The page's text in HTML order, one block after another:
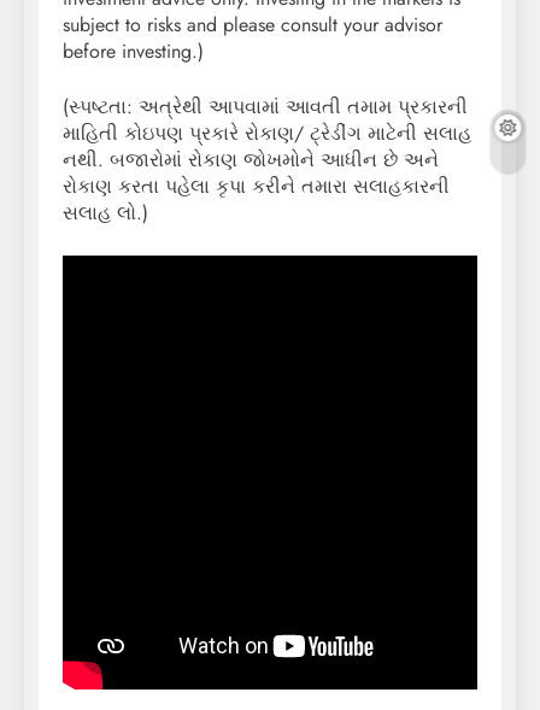
subject to risks and please consult your advisor
before investing.)
(સ્પષ્ટતા: અત્રેથી આપવામાં આવતી તમામ પ્રકારની
માહિતી કોઇપણ પ્રકારે રોકાણ/ ટ્રેડીંગ માટેની સલાહ
નથી. બજારોમાં રોકાણ જોખમોને આધીન છે અને
રોકાણ કરતા પહેલા કૃપા કરીને તમારા સલાહકારની
સલાહ લો.)